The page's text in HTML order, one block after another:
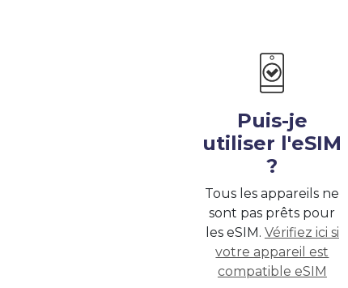
Puis-je
utiliser l'eSIM
?
Tous les appareils ne
sont pas prêts pour
les eSIM. Vérifiez ici si
votre appareil est
compatible eSIM